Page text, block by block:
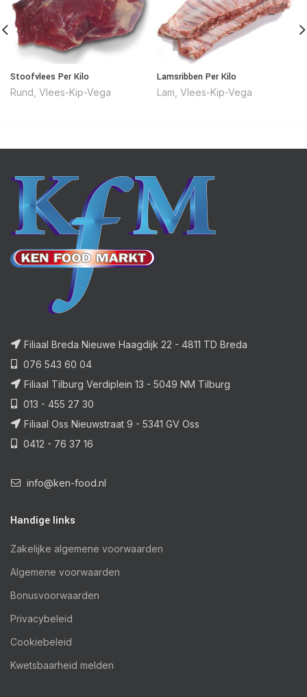
Stoofvlees Per Kilo
Rund Vlees-Kip-Vega
Lamsribben Per Kilo
Lam Vlees-Kip-Vega
Filiaal Breda Nieuwe Haagdijk 22 - 4811 TD Breda
076 543 60 04
Filiaal Tilburg Verdiplein 13 - 5049 NM Tilburg
013 - 455 27 30
Filiaal Oss Nieuwstraat 9 - 5341 GV Oss
0412 - 76 37 16
info@ken-food.nl
Handige links
Zakelijke algemene voorwaarden
Algemene voorwaarden
Bonusvoorwaarden
Privacybeleid
Cookiebeleid
Kwetsbaarheid melden